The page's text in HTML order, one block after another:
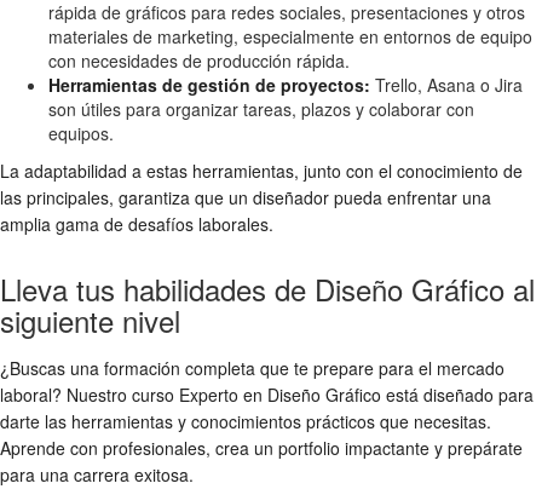
rápida de gráficos para redes sociales, presentaciones y otros
materiales de marketing, especialmente en entornos de equipo
con necesidades de producción rápida.
Herramientas de gestión de proyectos: Trello, Asana o Jira
son útiles para organizar tareas, plazos y colaborar con
equipos.
La adaptabilidad a estas herramientas, junto con el conocimiento de
las principales, garantiza que un diseñador pueda enfrentar una
amplia gama de desafíos laborales.
Lleva tus habilidades de Diseño Gráfico al
siguiente nivel
¿Buscas una formación completa que te prepare para el mercado
laboral? Nuestro curso Experto en Diseño Gráfico está diseñado para
darte las herramientas y conocimientos prácticos que necesitas.
Aprende con profesionales, crea un portfolio impactante y prepárate
para una carrera exitosa.